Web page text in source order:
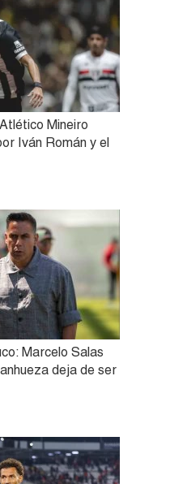
Mineiro
Iván Román y el
Marcelo Salas
deja de ser